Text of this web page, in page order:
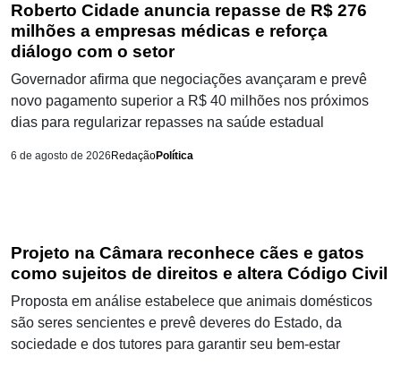
Roberto Cidade anuncia repasse de R$ 276
milhões a empresas médicas e reforça
diálogo com o setor
Governador afirma que negociações avançaram e prevê
novo pagamento superior a R$ 40 milhões nos próximos
dias para regularizar repasses na saúde estadual
6 de agosto de 2026 RedaçãoPolítica
Projeto na Câmara reconhece cães e gatos
como sujeitos de direitos e altera Código Civil
Proposta em análise estabelece que animais domésticos
são seres sencientes e prevê deveres do Estado, da
sociedade e dos tutores para garantir seu bem-estar